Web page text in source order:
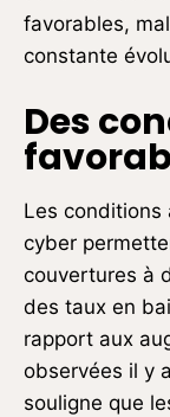
favorables,
constante
Des
Les conditions
cyber
couvertures à
des taux en
rapport aux
observées il y
souligne que